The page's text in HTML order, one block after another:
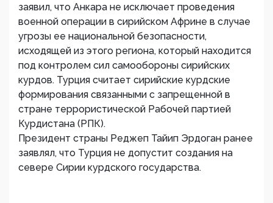
заявил, что Анкара не исключает проведения
военной операции в сирийском Африне в случае
угрозы ее национальной безопасности,
исходящей из этого региона, который находится
под контролем сил самообороны сирийских
курдов. Турция считает сирийские курдские
формирования связанными с запрещенной в
стране террористической Рабочей партией
Курдистана (РПК).
Президент страны Реджеп Тайип Эрдоган ранее
заявлял, что Турция не допустит создания на
севере Сирии курдского государства.